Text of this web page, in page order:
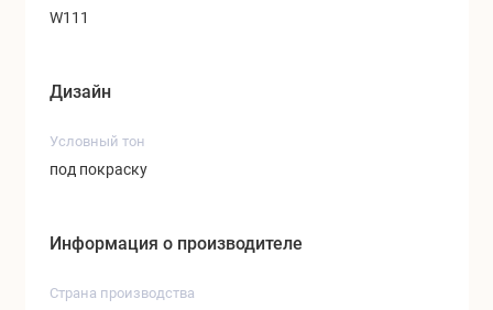
W111
Дизайн
Условный тон
под покраску
Информация о производителе
Страна производства